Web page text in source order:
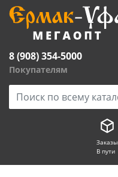
8 (908) 354-5000
Покупателям
Заказы
В пути